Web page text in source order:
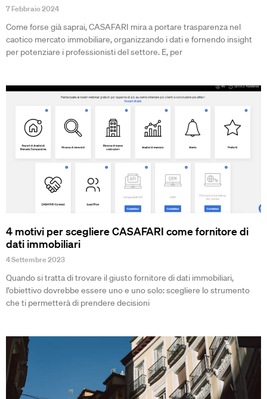
7 Febbraio 2024
Come forse già saprai, CASAFARI mira a portare trasparenza nel
caotico mercato immobiliare, organizzando i dati e fornendo insight
per potenziare i professionisti del settore. E, per
4 motivi per scegliere CASAFARI come fornitore di
dati immobiliari
4 Settembre 2023
Quando si tratta di trovare il giusto fornitore di dati immobiliari,
l’obiettivo dovrebbe essere uno e uno solo: scegliere lo strumento
che ti permetterà di prendere decisioni